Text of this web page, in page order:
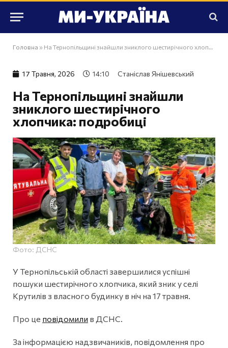
Головна » На Тернопільщині знайшли зниклого шестирічного хлопчика: подробиці
17 Травня, 2026 14:10 Станіслав Янішевський
На Тернопільщині знайшли
зниклого шестирічного
хлопчика: подробиці
Фото: ДСНС
У Тернопільській області завершилися успішні
пошуки шестирічного хлопчика, який зник у селі
Крутилів з власного будинку в ніч на 17 травня.
Про це повідомили в ДСНС.
За інформацією надзвичаників, повідомлення про